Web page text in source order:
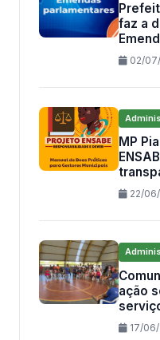
faz a
02/
MP
22/
ação
17/